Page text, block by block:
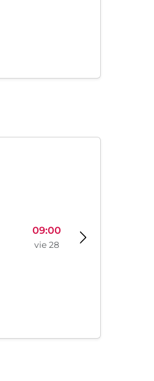
22:00